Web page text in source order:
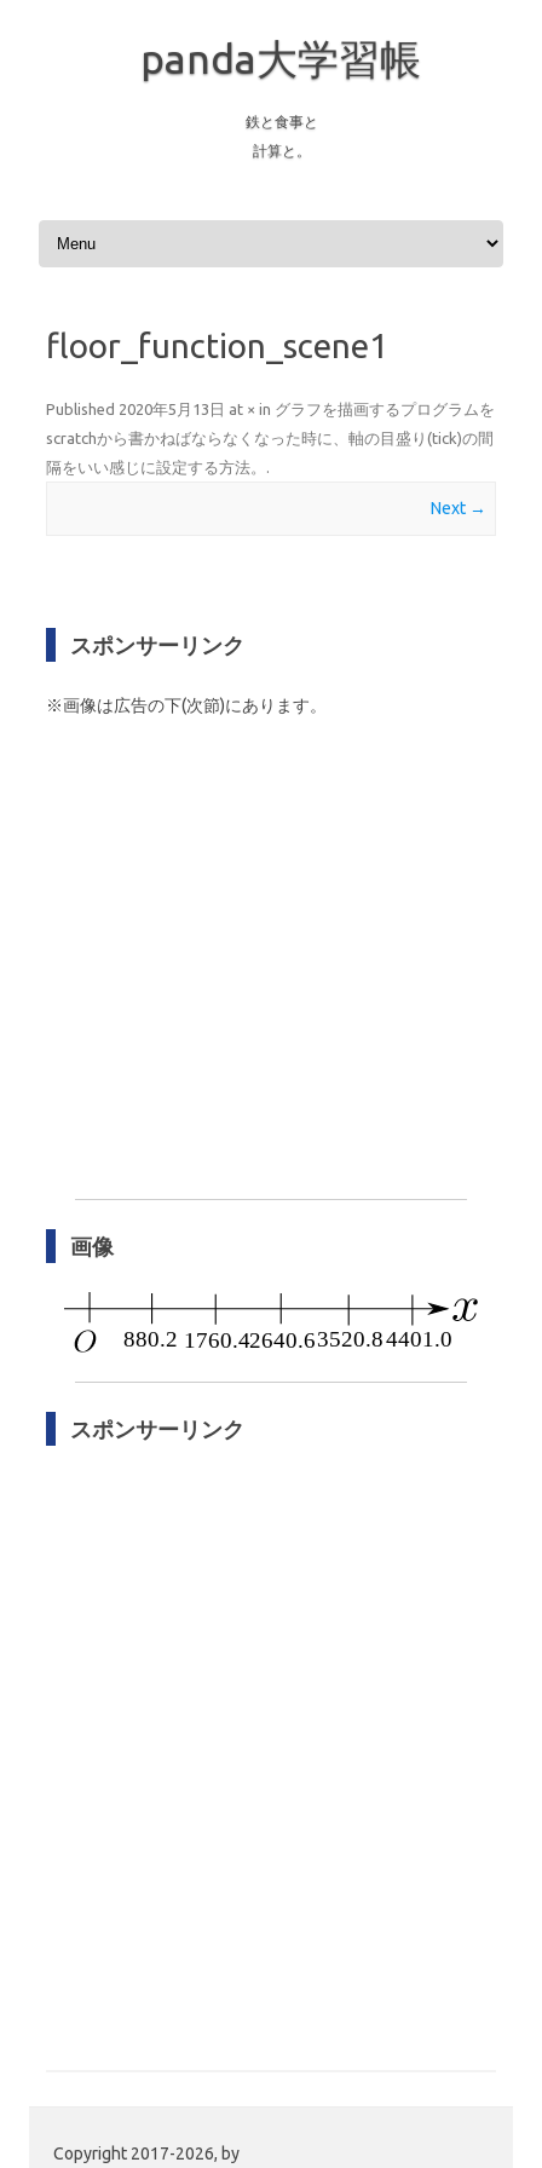
panda大学習帳
鉄と食事と
計算と。
Skip to content
floor_function_scene1
Published 2020年5月13日 at × in グラフを描画するプログラムを
scratchから書かねばならなくなった時に、軸の目盛り(tick)の間
隔をいい感じに設定する方法。 .
Next →
スポンサーリンク
※画像は広告の下(次節)にあります。
画像
スポンサーリンク
Copyright 2017-2026, by